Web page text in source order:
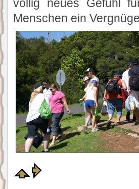
völlig neues Gefühl
Menschen ein